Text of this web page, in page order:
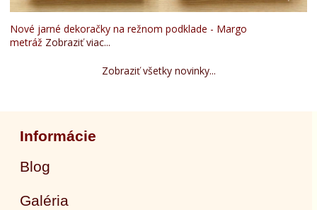
Nové jarné dekoračky na režnom podklade - Margo
metráž Zobraziť viac...
Zobraziť všetky novinky...
Informácie
Blog
Galéria